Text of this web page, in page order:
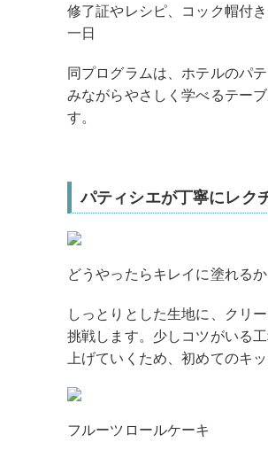
修了証やレシピ、コック帽付
一日
同プログラムは、ホテルのパ
みながらやさしく学べるテー
す。
パティシエが丁寧にレク
どうやったらキレイに塗れる
しっとりとした生地に、クリ
挑戦します。少しコツがいる
上げていくため、初めてのキ
フルーツロールケーキ